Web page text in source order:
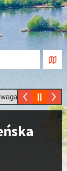
Upały